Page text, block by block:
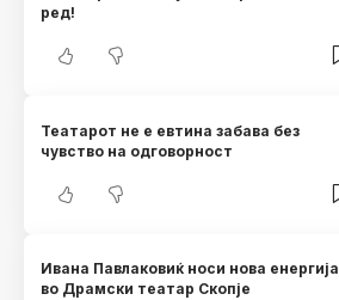
ред!
Театарот не е евтина забава без
чувство на одговорност
Ивана Павлаковиќ носи нова енергија
во Драмски театар Скопје